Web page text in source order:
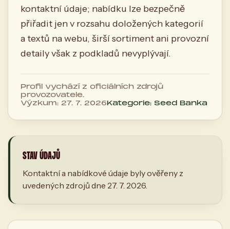
kontaktní údaje; nabídku lze bezpečně
přiřadit jen v rozsahu doložených kategorií
a textů na webu, širší sortiment ani provozní
detaily však z podkladů nevyplývají.
Profil vychází z oficiálních zdrojů
provozovatele.
Výzkum: 27. 7. 2026Kategorie: Seed Banka
STAV ÚDAJŮ
Kontaktní a nabídkové údaje byly ověřeny z
uvedených zdrojů dne 27. 7. 2026.